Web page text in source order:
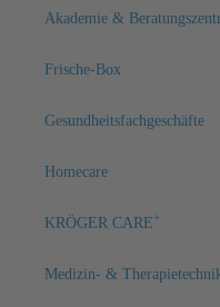
Akademie &
Frische-Box
Gesundheitsfachgeschäfte
Homecare
KRÖGER CARE+
Medizin- &